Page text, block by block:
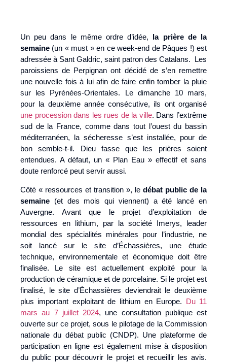
Un peu dans le même ordre d’idée, la prière de la
semaine (un « must » en ce week-end de Pâques !) est
adressée à Sant Galdric, saint patron des Catalans. Les
paroissiens de Perpignan ont décidé de s’en remettre
une nouvelle fois à lui afin de faire enfin tomber la pluie
sur les Pyrénées-Orientales. Le dimanche 10 mars,
pour la deuxième année consécutive, ils ont organisé
une procession dans les rues de la ville. Dans l’extrême
sud de la France, comme dans tout l’ouest du bassin
méditerranéen, la sécheresse s’est installée, pour de
bon semble-t-il. Dieu fasse que les prières soient
entendues. A défaut, un « Plan Eau » effectif et sans
doute renforcé peut servir aussi.
Côté « ressources et transition », le débat public de la
semaine (et des mois qui viennent) a été lancé en
Auvergne. Avant que le projet d’exploitation de
ressources en lithium, par la société Imerys, leader
mondial des spécialités minérales pour l’industrie, ne
soit lancé sur le site d’Échassières, une étude
technique, environnementale et économique doit être
finalisée. Le site est actuellement exploité pour la
production de céramique et de porcelaine. Si le projet est
finalisé, le site d’Échassières deviendrait le deuxième
plus important exploitant de lithium en Europe. Du 11
mars au 7 juillet 2024, une consultation publique est
ouverte sur ce projet, sous le pilotage de la Commission
nationale du débat public (CNDP). Une plateforme de
participation en ligne est également mise à disposition
du public pour découvrir le projet et recueillir les avis.